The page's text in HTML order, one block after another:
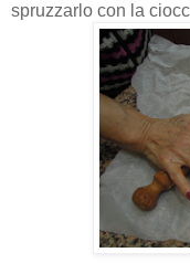
spruzzarlo con la